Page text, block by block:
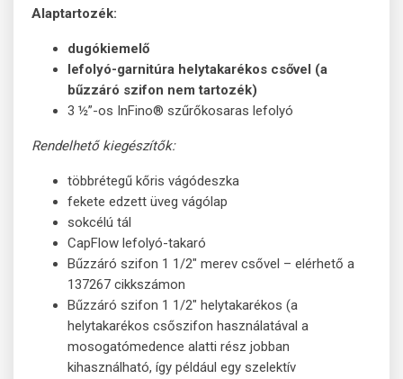
Alaptartozék:
dugókiemelő
lefolyó-garnitúra helytakarékos csővel (a
bűzzáró szifon nem tartozék)
3 ½”-os InFino® szűrőkosaras lefolyó
Rendelhető kiegészítők:
többrétegű kőris vágódeszka
fekete edzett üveg vágólap
sokcélú tál
CapFlow lefolyó-takaró
Bűzzáró szifon 1 1/2" merev csővel – elérhető a
137267 cikkszámon
Bűzzáró szifon 1 1/2" helytakarékos (a
helytakarékos csőszifon használatával a
mosogatómedence alatti rész jobban
kihasználható, így például egy szelektív